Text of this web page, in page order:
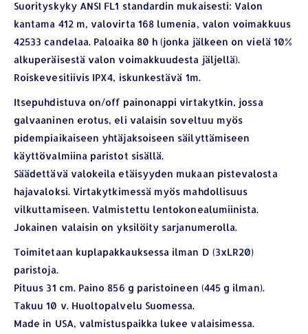
Suorityskyky ANSI FL1 standardin mukaisesti: Valon
kantama 412 m, valovirta 168 lumenia, valon voimakkuus
42533 candelaa. Paloaika 80 h (jonka jälkeen on vielä 10%
alkuperäisestä valon voimakkuudesta jäljellä).
Roiskevesitiivis IPX4, iskunkestävä 1m.
Itsepuhdistuva on/off painonappi virtakytkin, jossa
galvaaninen erotus, eli valaisin soveltuu myös
pidempiaikaiseen yhtäjaksoiseen säilyttämiseen
käyttövalmiina paristot sisällä.
Säädettävä valokeila etäisyyden mukaan pistevalosta
hajavaloksi. Virtakytkimessä myös mahdollisuus
vilkuttamiseen. Valmistettu lentokonealumiinista.
Jokainen valaisin on yksilöity sarjanumerolla.
Toimitetaan kuplapakkauksessa ilman D (3xLR20)
paristoja.
Pituus 31 cm. Paino 856 g paristoineen (445 g ilman).
Takuu 10 v. Huoltopalvelu Suomessa.
Made in USA, valmistuspaikka lukee valaisimessa.